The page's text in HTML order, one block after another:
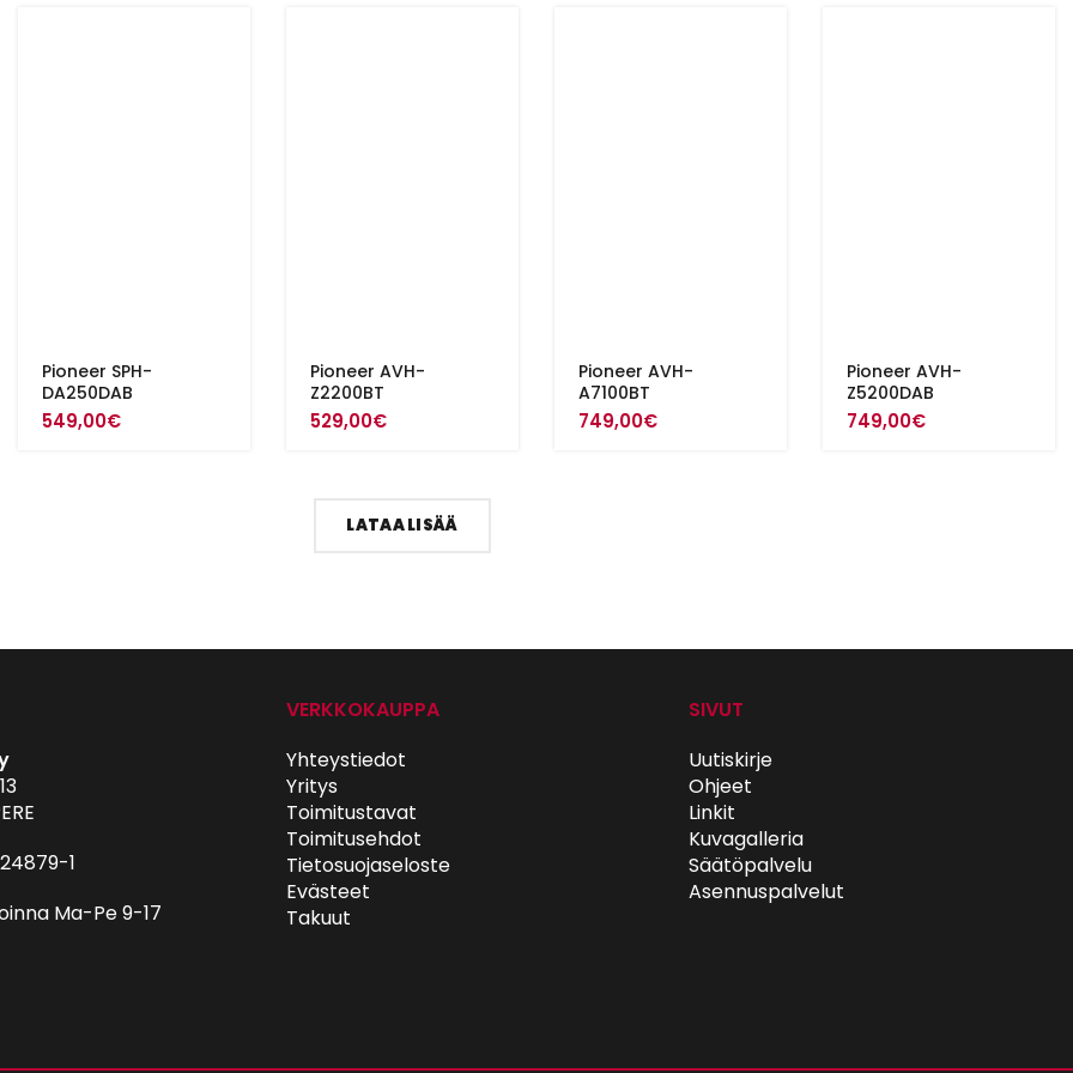
Pioneer SPH-
DA250DAB
549,00€
Pioneer AVH-
Z2200BT
529,00€
Pioneer AVH-
A7100BT
749,00€
Pioneer AVH-
Z5200DAB
749,00€
LATAA LISÄÄ
1
Ma-Pe 9-17
VERKKOKAUPPA
Yhteystiedot
Yritys
Toimitustavat
Toimitusehdot
Tietosuojaseloste
Evästeet
Takuut
SIVUT
Uutiskirje
Ohjeet
Linkit
Kuvagalleria
Säätöpalvelu
Asennuspalvelut